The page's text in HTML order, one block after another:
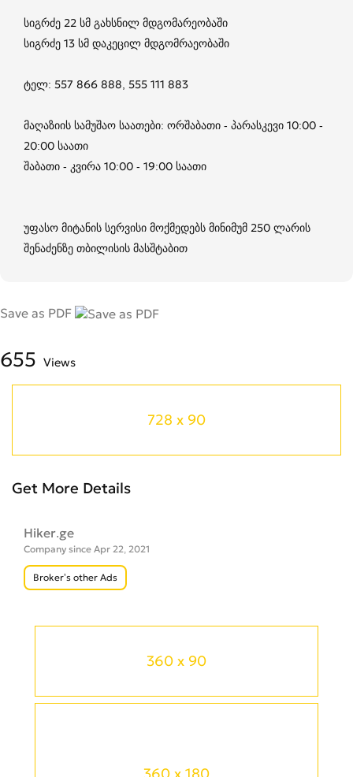
360 x 90
სიგრძე 22 სმ გახსნილ მდგომარეობაში
სიგრძე 13 სმ დაკეცილ მდგომრაეობაში
ტელ: 557 866 888, 555 111 883
მაღაზიის სამუშაო საათები: ორშაბათი - პარასკევი 10:00 -
20:00 საათი
შაბათი - კვირა 10:00 - 19:00 საათი
უფასო მიტანის სერვისი მოქმედებს მინიმუმ 250 ლარის
შენაძენზე თბილისის მასშტაბით
Save as PDF
655 Views
728 x 90
Get More Details
Hiker.ge
Company since Apr 22, 2021
Broker’s other Ads